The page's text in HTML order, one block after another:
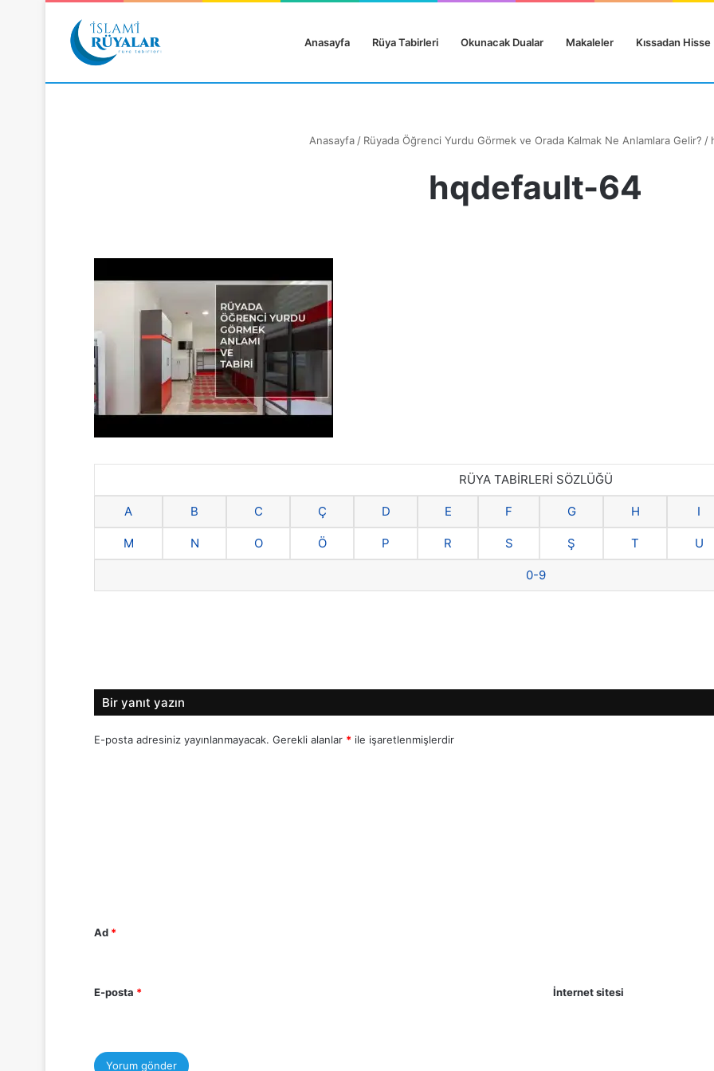
Anasayfa Rüya Tabirleri Okunacak Dualar Makaleler Kıssadan Hisse
Anasayfa / Rüyada Öğrenci Yurdu Görmek ve Orada Kalmak Ne Anlamlara Gelir? /
hqdefault-64
RÜYA TABİRLERİ SÖZLÜĞÜ
A B C Ç D E F G H I
M N O Ö P R S Ş T U
0-9
Bir yanıt yazın
E-posta adresiniz yayınlanmayacak. Gerekli alanlar * ile işaretlenmişlerdir
Ad *
E-posta * İnternet sitesi